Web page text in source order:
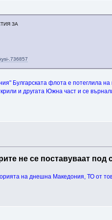
ЗА
.736857
Булгарската флота е потеглила
и другата Южна част и се
не се поставуваат под
на днешна Македония, ТО от